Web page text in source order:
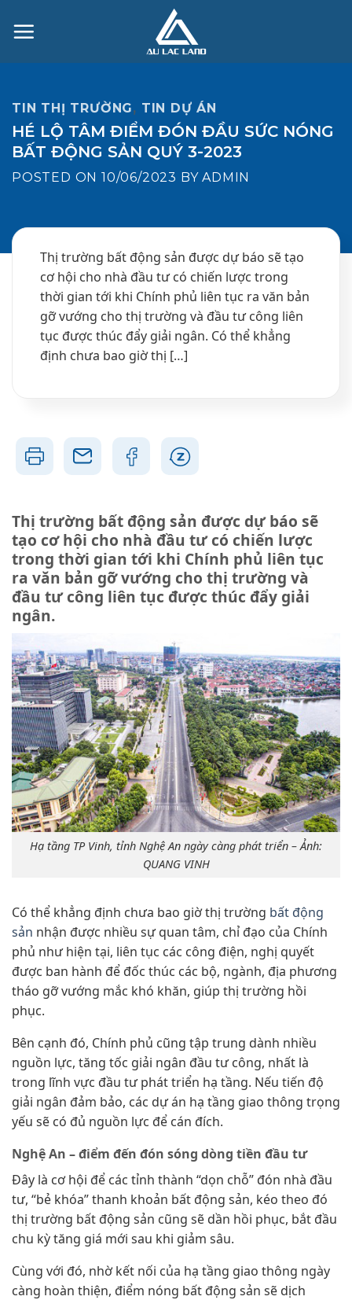
TIN THỊ TRƯỜNG, TIN DỰ ÁN
HÉ LỘ TÂM ĐIỂM ĐÓN ĐẦU SỨC NÓNG
BẤT ĐỘNG SẢN QUÝ 3-2023
POSTED ON10/06/2023 BYADMIN
Thị trường bất động sản được dự báo sẽ tạo
cơ hội cho nhà đầu tư có chiến lược trong
thời gian tới khi Chính phủ liên tục ra văn bản
gỡ vướng cho thị trường và đầu tư công liên
tục được thúc đẩy giải ngân. Có thể khẳng
định chưa bao giờ thị […]
Thị trường bất động sản được dự báo sẽ
tạo cơ hội cho nhà đầu tư có chiến lược
trong thời gian tới khi Chính phủ liên tục
ra văn bản gỡ vướng cho thị trường và
đầu tư công liên tục được thúc đẩy giải
ngân.
Hạ tầng TP Vinh, tỉnh Nghệ An ngày càng phát triển – Ảnh:
QUANG VINH
Có thể khẳng định chưa bao giờ thị trường bất động
sản nhận được nhiều sự quan tâm, chỉ đạo của Chính
phủ như hiện tại, liên tục các công điện, nghị quyết
được ban hành để đốc thúc các bộ, ngành, địa phương
tháo gỡ vướng mắc khó khăn, giúp thị trường hồi
phục.
Bên cạnh đó, Chính phủ cũng tập trung dành nhiều
nguồn lực, tăng tốc giải ngân đầu tư công, nhất là
trong lĩnh vực đầu tư phát triển hạ tầng. Nếu tiến độ
giải ngân đảm bảo, các dự án hạ tầng giao thông trọng
yếu sẽ có đủ nguồn lực để cán đích.
Nghệ An –điểm đến đón sóng dòng tiền đầu tư
Đây là cơ hội để các tỉnh thành “dọn chỗ” đón nhà đầu
tư, “bẻ khóa” thanh khoản bất động sản, kéo theo đó
thị trường bất động sản cũng sẽ dần hồi phục, bắt đầu
chu kỳ tăng giá mới sau khi giảm sâu.
Cùng với đó, nhờ kết nối của hạ tầng giao thông ngày
càng hoàn thiện, điểm nóng bất động sản sẽ dịch